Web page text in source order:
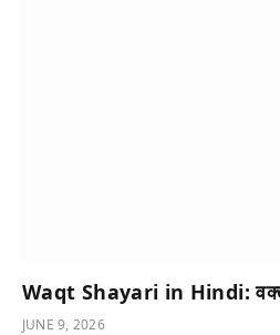
Waqt Shayari in Hindi:
JUNE 9, 2026